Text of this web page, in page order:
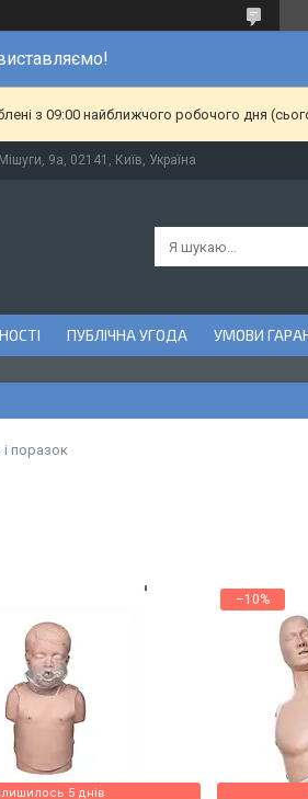
з 09:00 найближчого робочого дня
9а, 02141, Київ, Україна
ПУБЛІЧНА УГОДА УМОВИ
поразок
5 днів
–10%